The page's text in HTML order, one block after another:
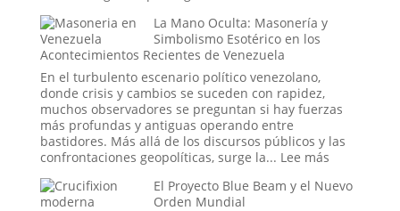
El
Símbolo
Tiempo
Infinito
y
Ciclo
Eterno
la
La Mano Oculta: Masonería y
Simbolismo Esotérico en los
Acontecimientos Recientes de Venezuela
En el turbulento escenario político venezolano,
donde crisis y cambios se suceden con rapidez,
muchos observadores se preguntan si hay fuerzas
más profundas y antiguas operando entre
bastidores. Más allá de los discursos públicos y las
confrontaciones geopolíticas, surge la... Lee más:
Mano
El Proyecto Blue Beam y el Nuevo
Orden Mundial